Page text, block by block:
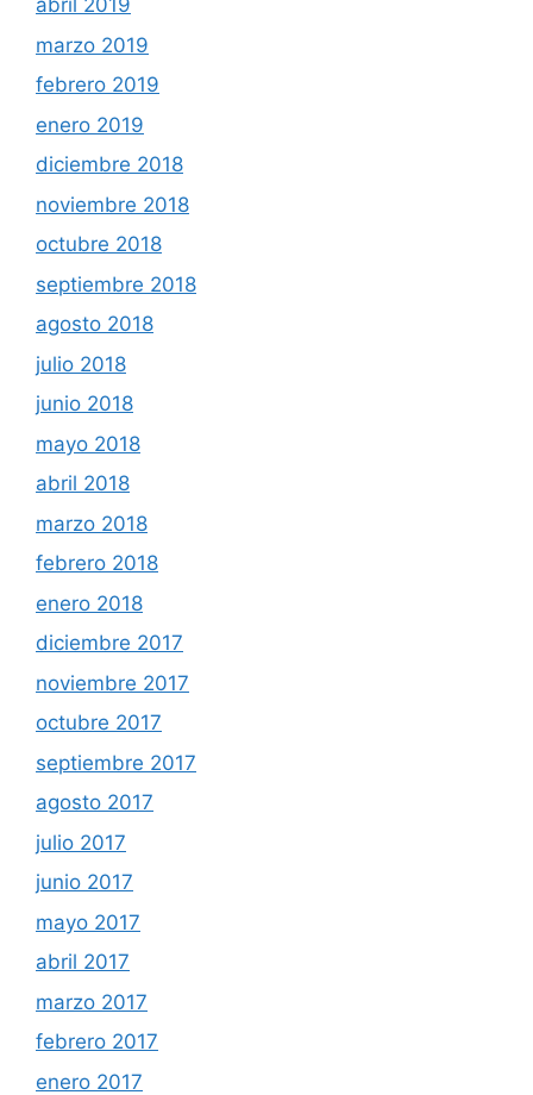
abril 2019
marzo 2019
febrero 2019
enero 2019
diciembre 2018
noviembre 2018
octubre 2018
septiembre 2018
agosto 2018
julio 2018
junio 2018
mayo 2018
abril 2018
marzo 2018
febrero 2018
enero 2018
diciembre 2017
noviembre 2017
octubre 2017
septiembre 2017
agosto 2017
julio 2017
junio 2017
mayo 2017
abril 2017
marzo 2017
febrero 2017
enero 2017